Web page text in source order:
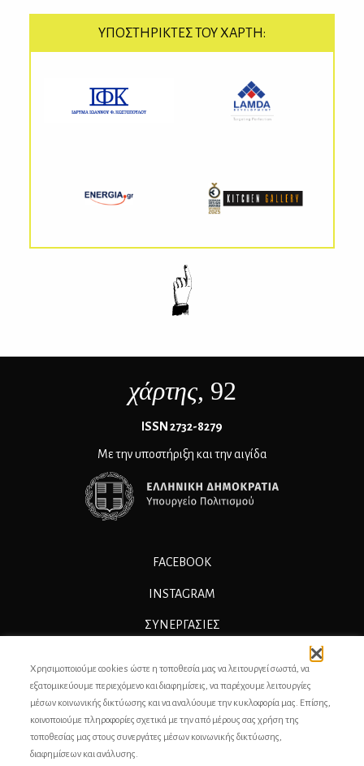
ΥΠΟΣΤΗΡΙΚΤΕΣ ΤΟΥ ΧΑΡΤΗ:
χάρτης, 92
ΙSSN 2732-8279
Με την υποστήριξη και την αιγίδα
FACEBOOK
INSTAGRAM
ΣΥΝΕΡΓΑΣΊΕΣ
ΕΠΙΚΟΙΝΩΝΙΑ
ΣΥΝΤΕΛΕΣΤΕΣ
Χρησιμοποιούμε cookies ώστε η τοποθεσία μας να λειτουργεί σωστά, να
εξατομικεύουμε περιεχόμενο και διαφημίσεις, να παρέχουμε λειτουργίες
μέσων κοινωνικής δικτύωσης και να αναλύουμε την κυκλοφορία μας. Επίσης,
κοινοποιούμε πληροφορίες σχετικά με την από μέρους σας χρήση της
τοποθεσίας μας στους συνεργάτες μέσων κοινωνικής δικτύωσης,
διαφημίσεων και ανάλυσης.